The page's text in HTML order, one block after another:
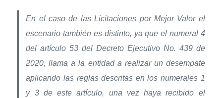
En el caso de las Licitaciones por Mejor Valor el
escenario también es distinto, ya que el numeral 4
del artículo 53 del Decreto Ejecutivo No. 439 de
2020, llama a la entidad a realizar un desempate
aplicando las reglas descritas en los numerales 1
y 3 de este artículo, una vez haya recibido el